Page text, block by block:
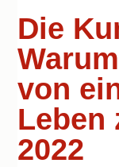
Die
von
Leben
2022